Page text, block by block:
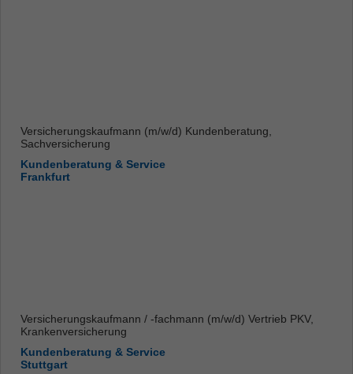
Versicherungskaufmann (m/w/d) Kundenberatung,
Sachversicherung
Kundenberatung & Service
Frankfurt
Versicherungskaufmann / -fachmann (m/w/d) Vertrieb PKV,
Krankenversicherung
Kundenberatung & Service
Stuttgart